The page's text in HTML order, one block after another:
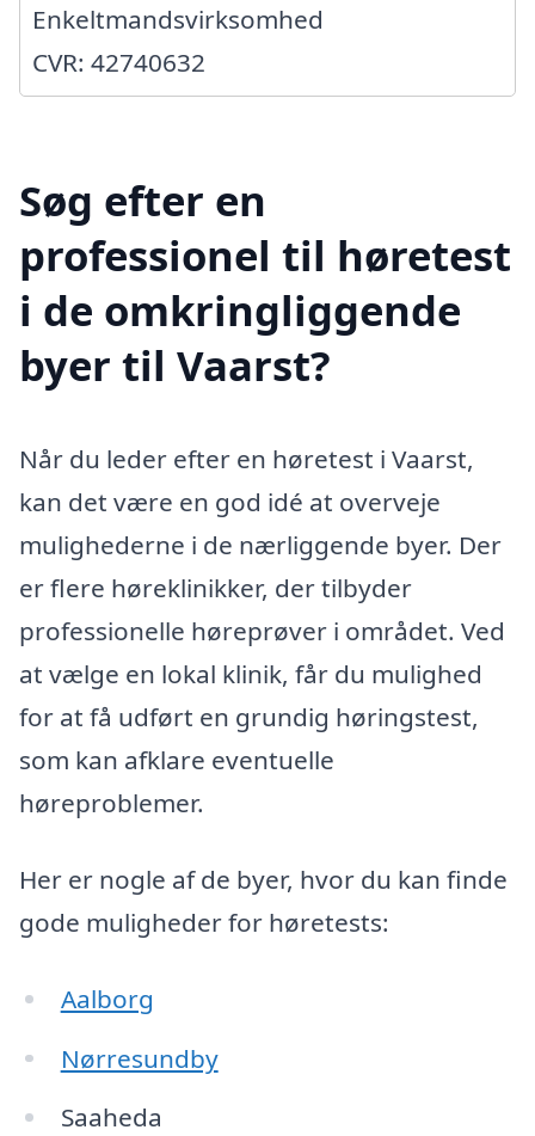
Enkeltmandsvirksomhed
CVR: 42740632
Søg efter en
professionel til høretest
i de omkringliggende
byer til Vaarst?
Når du leder efter en høretest i Vaarst,
kan det være en god idé at overveje
mulighederne i de nærliggende byer. Der
er flere høreklinikker, der tilbyder
professionelle høreprøver i området. Ved
at vælge en lokal klinik, får du mulighed
for at få udført en grundig høringstest,
som kan afklare eventuelle
høreproblemer.
Her er nogle af de byer, hvor du kan finde
gode muligheder for høretests:
Aalborg
Nørresundby
Saaheda